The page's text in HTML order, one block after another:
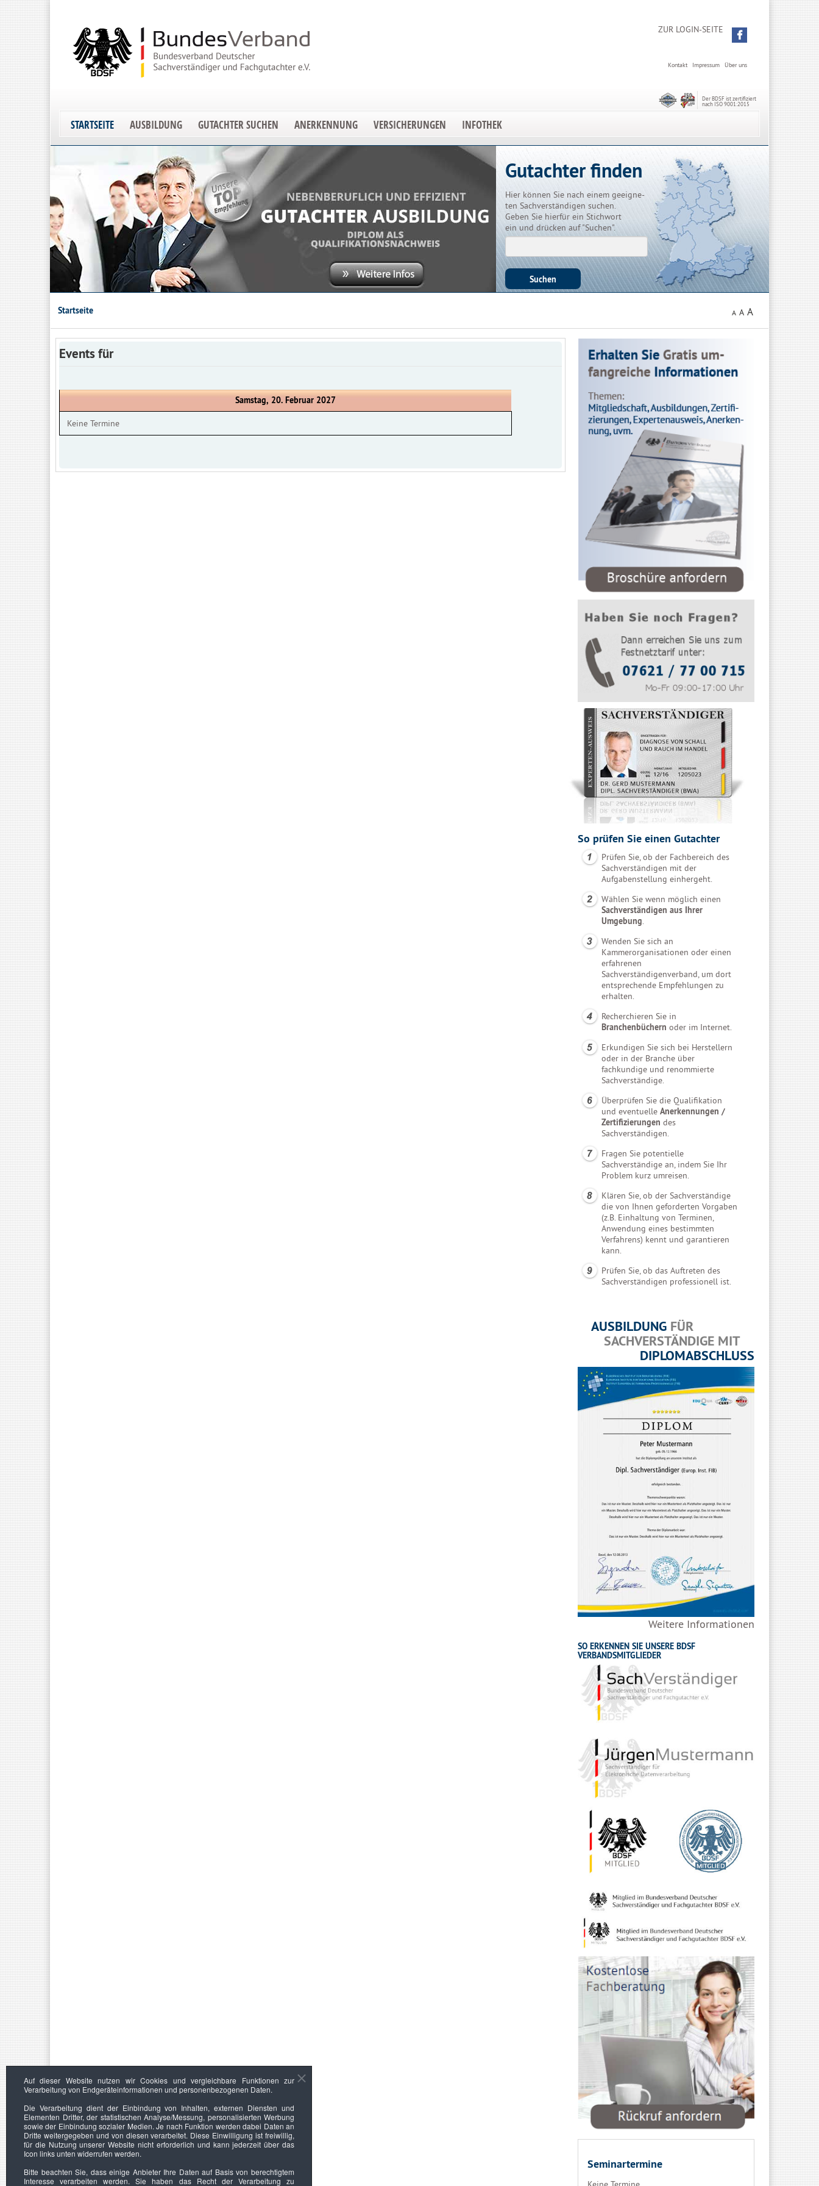
ZUR LOGIN-SEITE
Über uns
Impressum
Kontakt
Der BDSF ist zertifiziert
nach ISO 9001:2015
STARTSEITE AUSBILDUNG GUTACHTER SUCHEN ANERKENNUNG VERSICHERUNGEN INFOTHEK
Gutachter finden
Hier können Sie nach einem geeigne-
ten Sachverständigen suchen.
Geben Sie hierfür ein Stichwort
ein und drücken auf "Suchen".
Startseite A A A
Events für
Samstag, 20. Februar 2027
Keine Termine
So prüfen Sie einen Gutachter
Prüfen Sie, ob der Fachbereich des
Sachverständigen mit der
Aufgabenstellung einhergeht.
Wählen Sie wenn möglich einen
Sachverständigen aus Ihrer
Umgebung.
Wenden Sie sich an
Kammerorganisationen oder einen
erfahrenen
Sachverständigenverband, um dort
entsprechende Empfehlungen zu
erhalten.
Recherchieren Sie in
Branchenbüchern oder im Internet.
Erkundigen Sie sich bei Herstellern
oder in der Branche über
fachkundige und renommierte
Sachverständige.
Überprüfen Sie die Qualifikation
und eventuelle Anerkennungen /
Zertifizierungen des
Sachverständigen.
Fragen Sie potentielle
Sachverständige an, indem Sie Ihr
Problem kurz umreisen.
Klären Sie, ob der Sachverständige
die von Ihnen geforderten Vorgaben
(z.B. Einhaltung von Terminen,
Anwendung eines bestimmten
Verfahrens) kennt und garantieren
kann.
Prüfen Sie, ob das Auftreten des
Sachverständigen professionell ist.
AUSBILDUNG FÜR
SACHVERSTÄNDIGE MIT
DIPLOMABSCHLUSS
Weitere Informationen
SO ERKENNEN SIE UNSERE BDSF
VERBANDSMITGLIEDER
Seminartermine
Auf dieser Website nutzen wir Cookies und vergleichbare Funktionen zur
Verarbeitung von Endgeräteinformationen und personenbezogenen Daten.
Die Verarbeitung dient der Einbindung von Inhalten, externen Diensten und
Elementen Dritter, der statistischen Analyse/Messung, personalisierten Werbung
sowie der Einbindung sozialer Medien. Je nach Funktion werden dabei Daten an
Dritte weitergegeben und von diesen verarbeitet. Diese Einwilligung ist freiwillig,
für die Nutzung unserer Website nicht erforderlich und kann jederzeit über das
Icon links unten widerrufen werden.
Bitte beachten Sie, dass einige Anbieter Ihre Daten auf Basis von berechtigtem
Interesse verarbeiten werden. Sie haben das Recht der Verarbeitung zu